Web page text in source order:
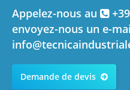
Appelez-nous au
envoyez-nous un e-
Demande de devis